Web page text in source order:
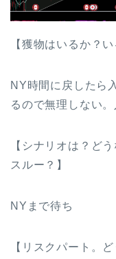
【獲物はいるか？
NY時間に戻したら
るので無理しない
【シナリオは？ど
スルー？】
NYまで待ち
【リスクパート。